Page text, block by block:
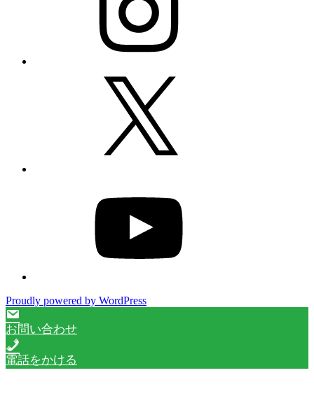
Proudly powered by WordPress
お問い合わせ
電話をかける